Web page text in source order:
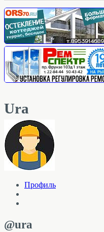
Ura
Профиль
@ura